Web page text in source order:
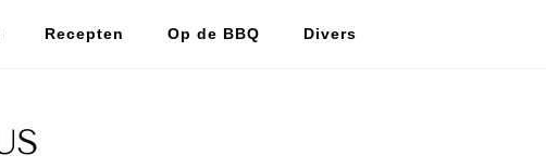
Recepten Op de BBQ Divers